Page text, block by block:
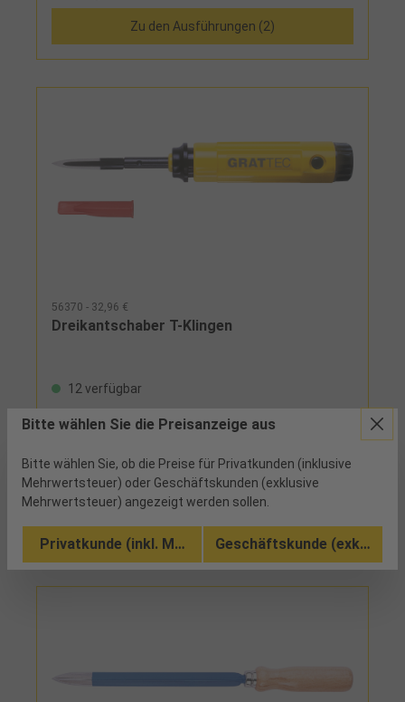
Zu den Ausführungen (2)
56370 - 32,96 €
Dreikantschaber T-Klingen
12 verfügbar
Lieferumfang: 1 Handgriff mit verstellbarem
56375T60)
Vergleichen
In den Warenkorb
Bitte wählen Sie die Preisanzeige aus
Bitte wählen Sie, ob die Preise für Privatkunden (inklusive
Mehrwertsteuer) oder Geschäftskunden (exklusive
Mehrwertsteuer) angezeigt werden sollen.
Privatkunde (inkl. MwSt.) Geschäftskunde (exkl.